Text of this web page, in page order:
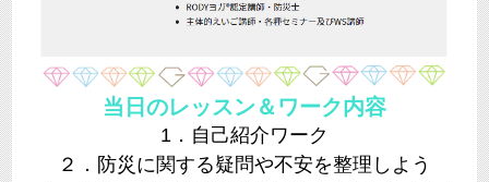
当日のレッスン＆ワーク内容
1．自己紹介ワーク
２．防災に関する疑問や不安を整理しよう